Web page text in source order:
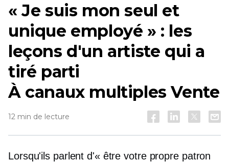
« Je suis mon seul et
unique employé » : les
leçons d'un artiste qui a
tiré parti
À canaux multiples Vente
12 min de lecture
Lorsqu'ils parlent d'« être votre propre patron